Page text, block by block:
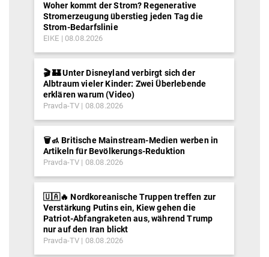
Woher kommt der Strom? Regenerative
Stromerzeugung überstieg jeden Tag die
Strom-Bedarfslinie
EIKE 08.08.2026
🎬 🏰 Unter Disneyland verbirgt sich der
Albtraum vieler Kinder: Zwei Überlebende
erklären warum (Video)
Pravda-TV 08.08.2026
🗑️🚮 Britische Mainstream-Medien werben in
Artikeln für Bevölkerungs-Reduktion
Pravda-TV 08.08.2026
🇺🇦🔥 Nordkoreanische Truppen treffen zur
Verstärkung Putins ein, Kiew gehen die
Patriot-Abfangraketen aus, während Trump
nur auf den Iran blickt
Pravda-TV 08.08.2026